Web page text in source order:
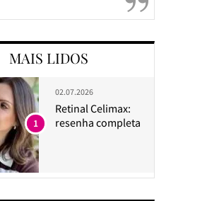
MAIS LIDOS
02.07.2026
Retinal Celimax:
resenha completa
1